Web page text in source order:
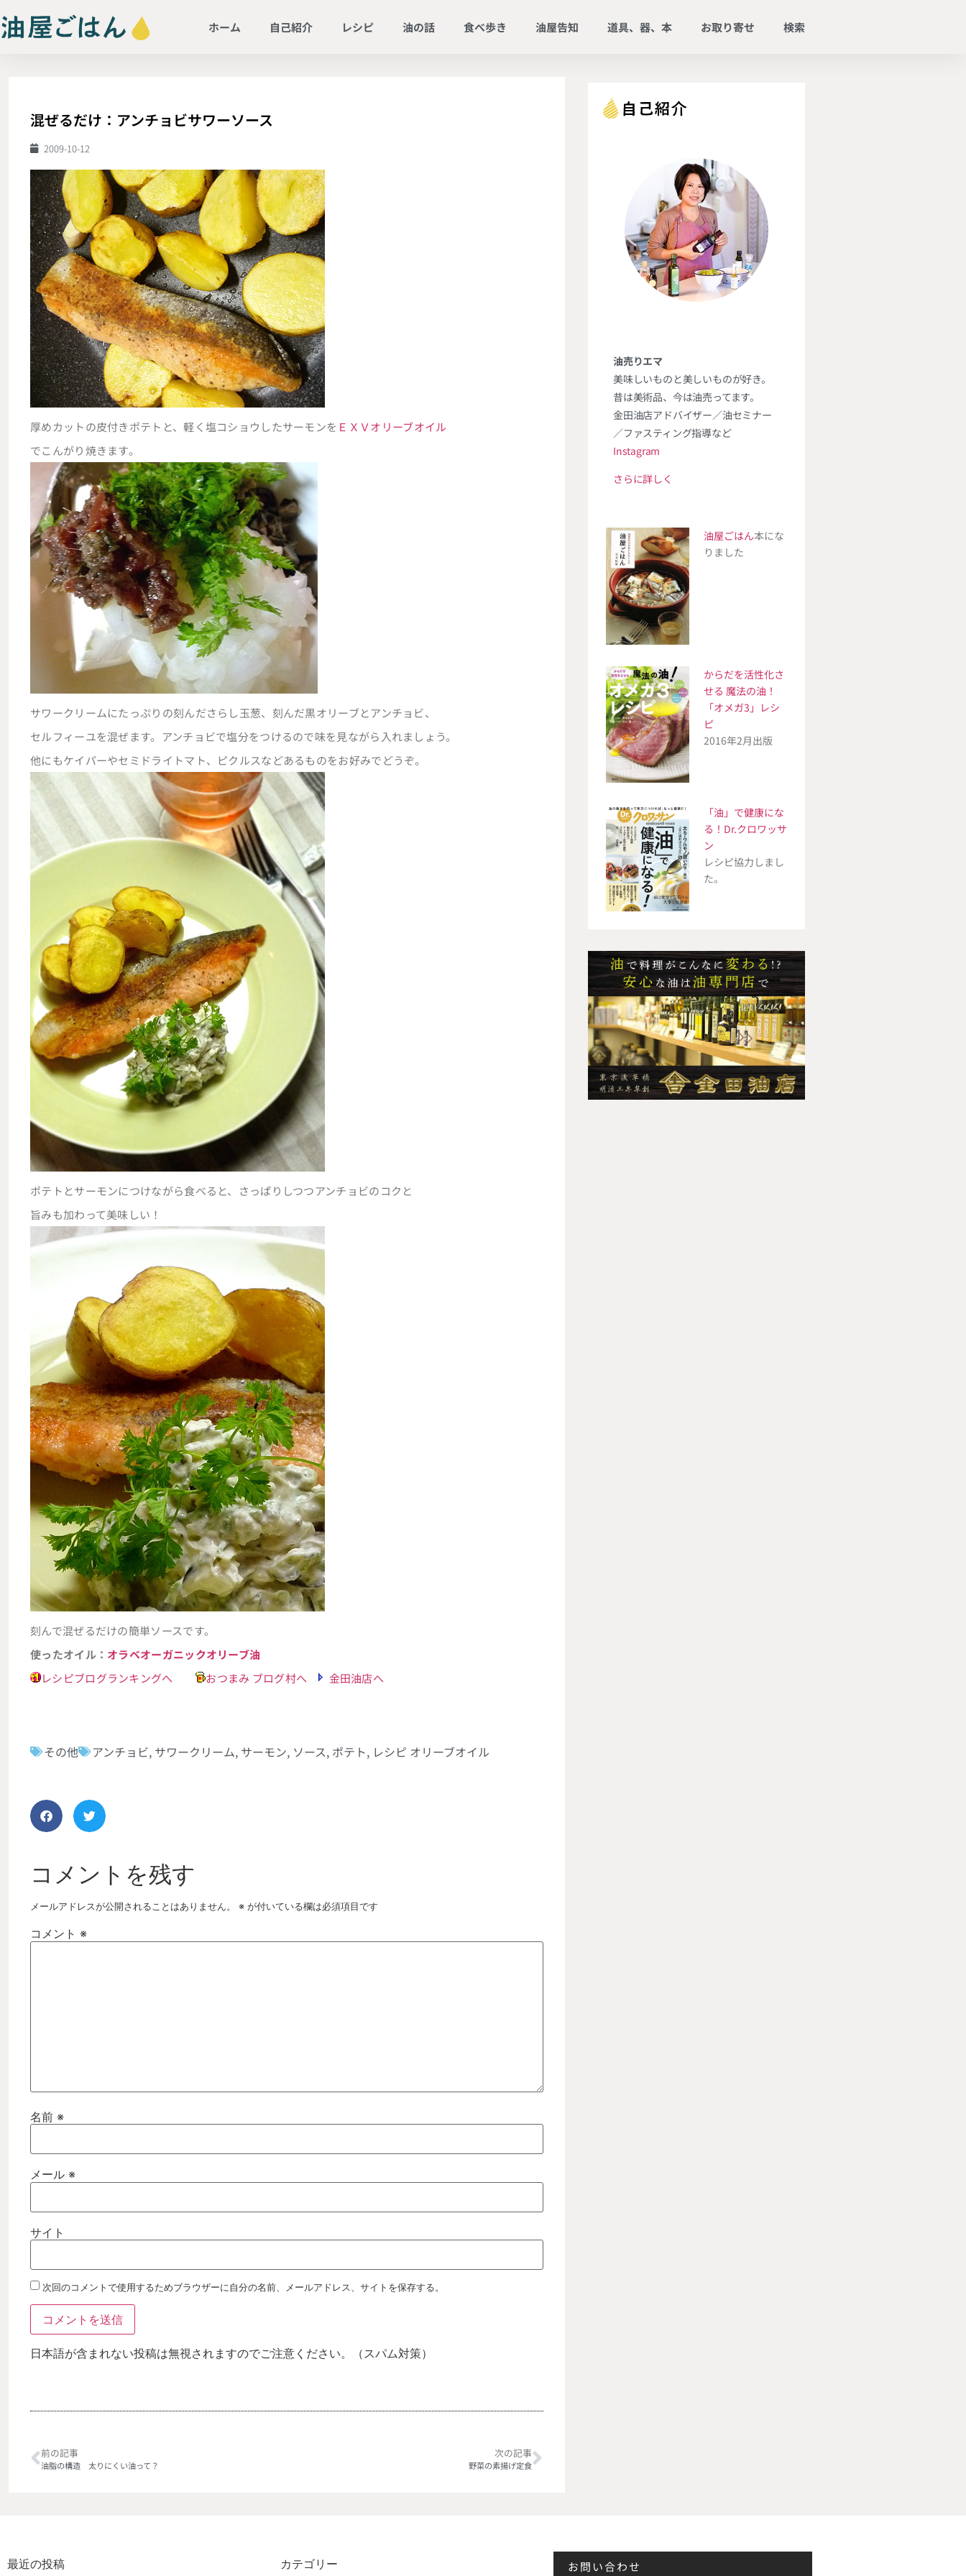
ホーム 自己紹介 レシピ 油の話 食べ歩き 油屋告知 道具、器、本 お取り寄せ 検索
混ぜるだけ：アンチョビサワーソース
2009-10-12
厚めカットの皮付きポテトと、軽く塩コショウしたサーモンを ＥＸＶオリーブオイル
でこんがり焼きます。
サワークリームにたっぷりの刻んださらし玉葱、刻んだ黒オリーブとアンチョビ、
セルフィーユを混ぜます。アンチョビで塩分をつけるので味を見ながら入れましょう。
他にもケイパーやセミドライトマト、ピクルスなどあるものをお好みでどうぞ。
ポテトとサーモンにつけながら食べると、さっぱりしつつアンチョビのコクと
旨みも加わって美味しい！
刻んで混ぜるだけの簡単ソースです。
使ったオイル： オラベオーガニックオリーブ油
レシピブログランキングへ
おつまみ ブログ村へ 金田油店へ
その他 アンチョビ, サワークリーム, サーモン, ソース, ポテト, レシピ オリーブオイル
コメントを残す
メールアドレスが公開されることはありません。 ※ が付いている欄は必須項目です
コメント ※
名前 ※
メール ※
サイト
次回のコメントで使用するためブラウザーに自分の名前、メールアドレス、サイトを保存する。
日本語が含まれない投稿は無視されますのでご注意ください。（スパム対策）
前の記事
油脂の構造 太りにくい油って？
次の記事
野菜の素揚げ定食
油売りエマ
美味しいものと美しいものが好き。
昔は美術品、今は油売ってます。
金田油店アドバイザー／油セミナー
／ファスティング指導など
Instagram
さらに詳しく
油屋ごはん本にな
りました
からだを活性化さ
せる 魔法の油！
「オメガ3」レシ
ピ
2016年2月出版
「油」で健康にな
る！Dr.クロワッサ
ン
レシピ協力しまし
た。
最近の投稿 カテゴリー お問い合わせ